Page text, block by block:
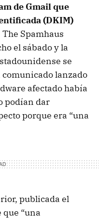
de Gmail que
(DKIM)
The Spamhaus
el sábado y la
se
lanzado
afectado había
podían dar
porque era “una
publicada el
“una